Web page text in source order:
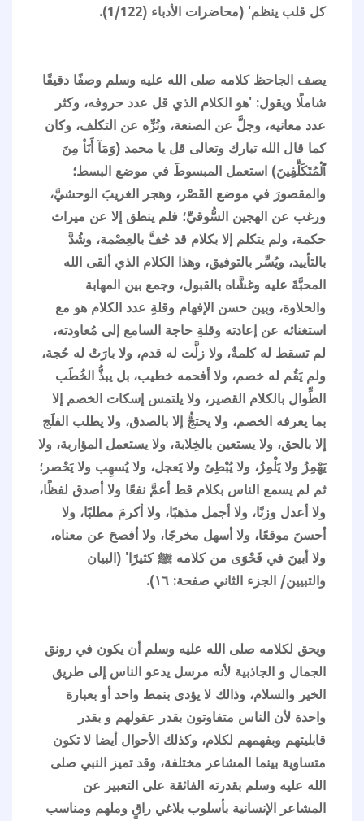
كل قلب ينظم' (محاضرات الأدباء (1/122).
يصف الجاحظ ‏كلامه صلى الله عليه وسلم وصفًا دقيقًا
شاملًا ويقول: 'هو الكلام الذي قل عدد حروفه، وكثر
عدد معانيه، وجلَّ عن الصنعة، ونُزِّه عن التكلف، وكان
كما قال الله تبارك وتعالى قل يا محمد (وَمَآ ‌أَنَا۠ ‌مِنَ
‌ٱلۡمُتَكَلِّفِينَ) استعمل المبسوطَ في موضع البسط؛
والمقصورَ في موضع القَصْر، وهجر الغريبَ الوحشيَّ،
ورغب عن الهجين السُّوقيِّ؛ فلم ينطق إلا عن ميراث
حكمة، ولم يتكلم إلا بكلام قد حُفَّ بالعِصْمة، وشُدَّ
بالتأييد، ويُسِّر بالتوفيق، وهذا الكلام الذي ألقى الله
المحبَّةَ عليه وغشَّاه بالقبول، وجمع بين المهابة
والحلاوة، وبين حسن الإفهام وقلةِ عدد الكلام هو مع
استغنائه عن إعادته وقلةِ حاجة السامع إلى مُعاودته،
لم تسقط له كلمةٌ، ولا زلَّت له قدم، ولا بارَتْ له حُجة،
ولم يَقُم له خصم، ولا أفحمه خطيب، بل يبذُّ الخُطَب
الطِّوال بالكلام القصير، ولا يلتمس إسكات الخصم إلا
بما يعرفه الخصم، ولا يحتجُّ إلا بالصدق، ولا يطلب الفلَج
إلا بالحق، ولا يستعين بالخِلابة، ولا يستعمل المؤاربة، ولا
يَهْمِزُ ولا يَلْمِزُ، ولا يُبْطِئ ولا يَعجل، ولا يُسهِب ولا يَحْصر؛
ثم لم يسمع الناس بكلام قط أعمَّ نفعًا ولا أصدق لفظًا،
ولا أعدل وزنًا، ولا أجمل مذهبًا، ولا أكرمَ مطلبًا، ولا
أحسنَ موقعًا، ولا أسهل مخرجًا، ولا أفصحَ عن معناه،
ولا أبينَ في فَحْوَى من كلامه ﷺ كثيرًا' (البيان
والتبيين/ الجزء الثاني صفحة: ١٦).
ويحق لكلامه صلى الله عليه وسلم أن يكون في رونق
الجمال و الجاذبية لأنه مرسل يدعو الناس إلى طريق
الخير والسلام، وذالك لا يؤدى بنمط واحد أو بعبارة
واحدة لأن الناس متفاوتون بقدر عقولهم و بقدر
قابليتهم وبفهمهم لكلام، وكذلك الأحوال أيضا لا تكون
متساوية بينما المشاعر مختلفة، وقد تميز النبي صلى
الله عليه وسلم بقدرته الفائقة على التعبير عن
المشاعر الإنسانية بأسلوب بلاغي راقٍ وملهم ومناسب